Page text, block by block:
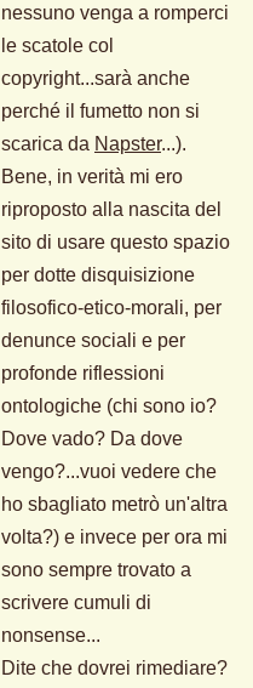
nessuno venga a romperci
le scatole col
copyright...sarà anche
perché il fumetto non si
scarica da Napster...).
Bene, in verità mi ero
riproposto alla nascita del
sito di usare questo spazio
per dotte disquisizione
filosofico-etico-morali, per
denunce sociali e per
profonde riflessioni
ontologiche (chi sono io?
Dove vado? Da dove
vengo?...vuoi vedere che
ho sbagliato metrò un'altra
volta?) e invece per ora mi
sono sempre trovato a
scrivere cumuli di
nonsense...
Dite che dovrei rimediare?